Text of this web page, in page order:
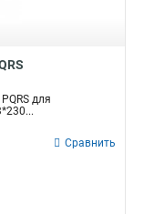
для
Сравнить